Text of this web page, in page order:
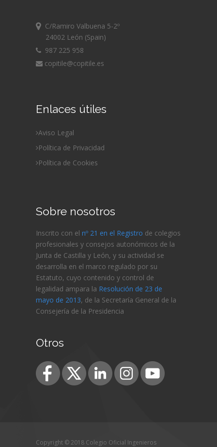
C/Ramiro Valbuena 5-2º
24002 León (Spain)
987 225 958
copitile@copitile.es
Enlaces útiles
Aviso Legal
Política de Privacidad
Política de Cookies
Sobre nosotros
Inscrito con el nº 21 en el Registro de colegios
profesionales y consejos autonómicos de la
Junta de Castilla y León, y su actividad se
desarrolla en el marco regulado por su
Estatuto, cuyo contenido y control de
legalidad ampara la Resolución de 23 de
mayo de 2013, de la Secretaría General de la
Consejería de la Presidencia
Otros
Copyright © 2018 Colegio Oficial Ingenieros